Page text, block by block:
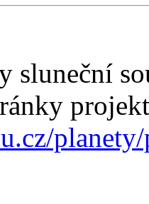
sluneční